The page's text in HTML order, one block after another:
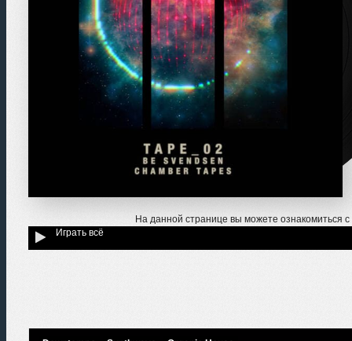
На данной странице вы можете ознакомиться
Играть всё